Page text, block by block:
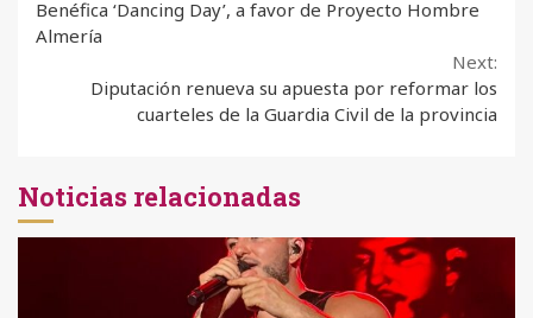
Reading
Benéfica ‘Dancing Day’, a favor de Proyecto Hombre
Almería
Next:
Diputación renueva su apuesta por reformar los
cuarteles de la Guardia Civil de la provincia
Noticias relacionadas